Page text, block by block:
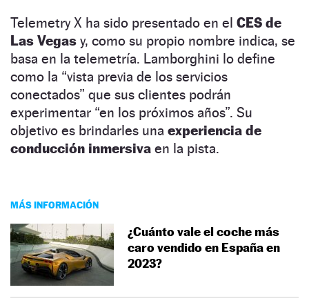
Telemetry X ha sido presentado en el CES de
Las Vegas y, como su propio nombre indica, se
basa en la telemetría. Lamborghini lo define
como la “vista previa de los servicios
conectados” que sus clientes podrán
experimentar “en los próximos años”. Su
objetivo es brindarles una experiencia de
conducción inmersiva en la pista.
MÁS INFORMACIÓN
¿Cuánto vale el coche más
caro vendido en España en
2023?